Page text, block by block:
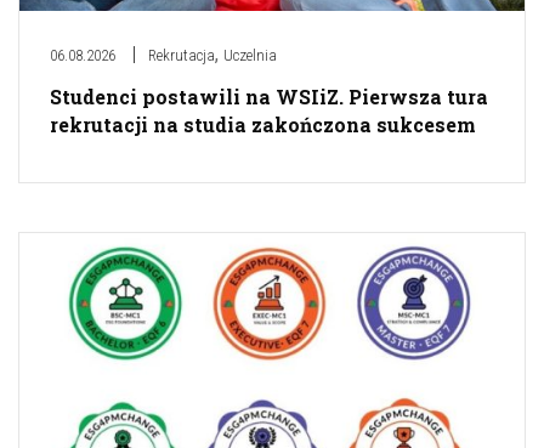
06.08.2026 Rekrutacja, Uczelnia
Studenci postawili na WSIiZ. Pierwsza tura
rekrutacji na studia zakończona sukcesem